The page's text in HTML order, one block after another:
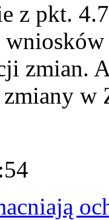
z pkt.
zmian.
w